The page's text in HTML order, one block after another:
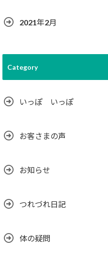
2021年2月
Category
いっぽ いっぽ
お客さまの声
お知らせ
つれづれ日記
体の疑問